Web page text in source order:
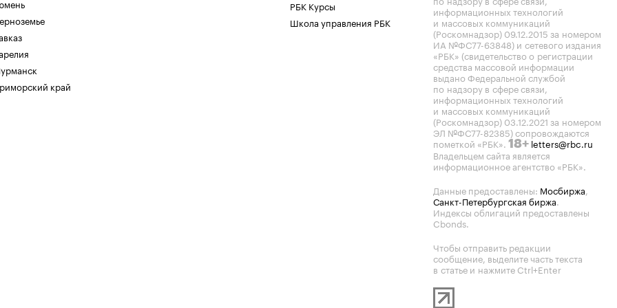
край
РБК Курсы
Школа управления РБК
информационных технологий
и массовых коммуникаций
(Роскомнадзор) 09.12.2015 за номером
ИА №ФС77-63848) и сетевого издания
«РБК» (свидетельство о регистрации
средства массовой информации
выдано Федеральной службой
по надзору в сфере связи,
информационных технологий
и массовых коммуникаций
(Роскомнадзор) 03.12.2021 за номером
ЭЛ №ФС77-82385) сопровождаются
пометкой «РБК». 18+ letters@rbc.ru
Владельцем сайта является
информационное агентство «РБК».
Данные предоставлены: Мосбиржа,
Санкт-Петербургская биржа.
Индексы облигаций предоставлены
Cbonds.
Чтобы отправить редакции
сообщение, выделите часть текста
в статье и нажмите Ctrl+Enter